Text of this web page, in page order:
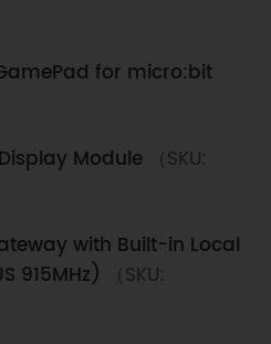
for micro:bit
Module （SKU:
with Built-in Local
915MHz)
（SKU: